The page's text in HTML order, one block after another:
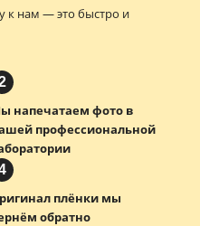
к нам — это быстро и
напечатаем фото в
профессиональной
плёнки мы
обратно